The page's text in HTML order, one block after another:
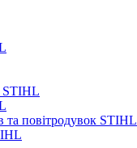
STIHL
та повітродувок STIHL